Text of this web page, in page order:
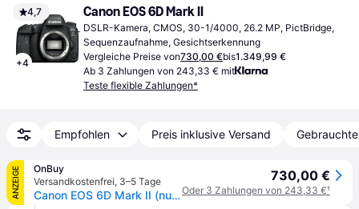
4,7
+4
Canon EOS 6D Mark II
DSLR-Kamera, CMOS, 30-1/4000, 26.2 MP, PictBridge,
Sequenzaufnahme, Gesichtserkennung
Vergleiche Preise von730,00 €bis1.349,99 €
Ab 3 Zahlungen von 243,33 € mit
Teste flexible Zahlungen*
Empfohlen Preis inklusive Versand
ANZEIGE
OnBuy
Versandkostenfrei, 3–5 Tage
Canon EOS 6D Mark II (nur Gehäuse)
730,00 €
Oder 3 Zahlungen von 243,33 €¹